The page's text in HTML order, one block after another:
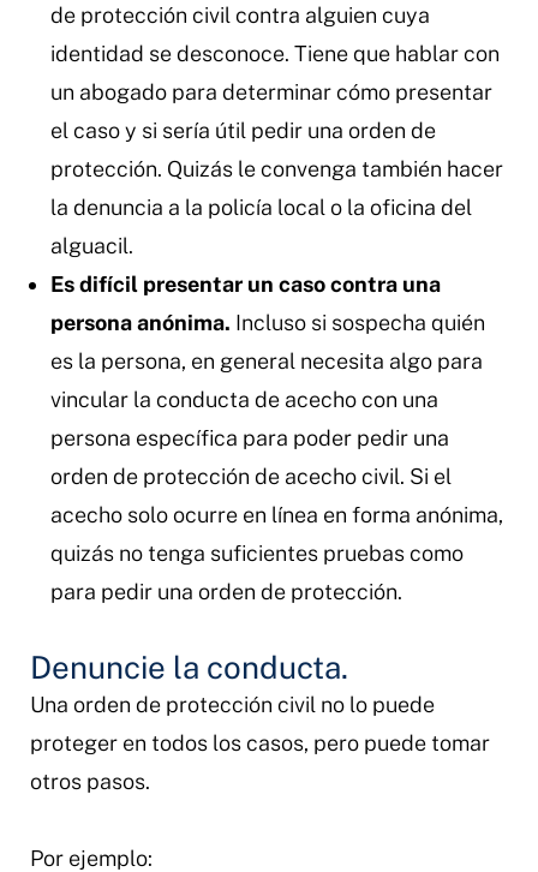
de protección civil contra alguien cuya
identidad se desconoce. Tiene que hablar con
un abogado para determinar cómo presentar
el caso y si sería útil pedir una orden de
protección. Quizás le convenga también hacer
la denuncia a la policía local o la oficina del
alguacil.
Es difícil presentar un caso contra una
persona anónima. Incluso si sospecha quién
es la persona, en general necesita algo para
vincular la conducta de acecho con una
persona específica para poder pedir una
orden de protección de acecho civil. Si el
acecho solo ocurre en línea en forma anónima,
quizás no tenga suficientes pruebas como
para pedir una orden de protección.
Denuncie la conducta.
Una orden de protección civil no lo puede
proteger en todos los casos, pero puede tomar
otros pasos.
Por ejemplo: